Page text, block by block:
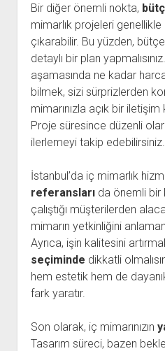
Bir diğer önemli nokta,
mimarlık projeleri
çıkarabilir. Bu yüzden,
detaylı bir plan
aşamasında ne kadar
bilmek, sizi sürprizlerden
mimarınızla açık bir
Proje süresince düzenli
ilerlemeyi takip edebilirsiniz.
İstanbul’da iç mimarlık
referanslarıda önemli bir
çalıştığı müşterilerden
mimarın yetkinliğini
Ayrıca, işin kalitesini
seçiminde dikkatli
hem estetik hem de
fark yaratır.
Son olarak, iç mimarınızın
Tasarım süreci, bazen